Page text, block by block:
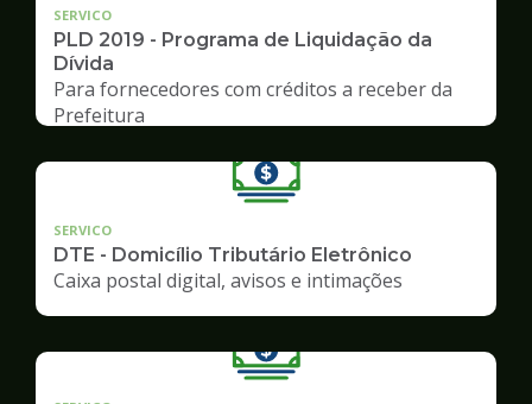
SERVICO
PLD 2019 - Programa de Liquidação da
Dívida
Para fornecedores com créditos a receber da
Prefeitura
SERVICO
DTE - Domicílio Tributário Eletrônico
Caixa postal digital, avisos e intimações